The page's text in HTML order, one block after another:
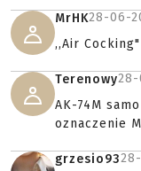
MrHK28-06-
,,Air
Terenowy28-
AK-74M
oznaczenie
grzesio93